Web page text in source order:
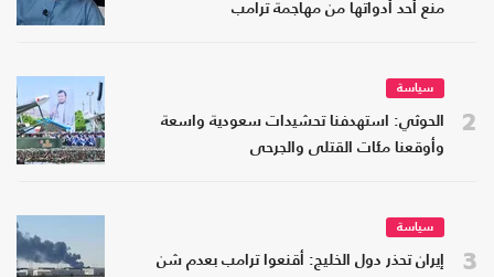
منع أحد أدواتها من مهاجمة ترامب
2
سياسة
الحوثي: استهدفنا تحشيدات سعودية واسعة
وأوقعنا مئات القتلى والجرحى
3
سياسة
إيران تحذر دول الخليج: أقنعوا ترامب بعدم شن